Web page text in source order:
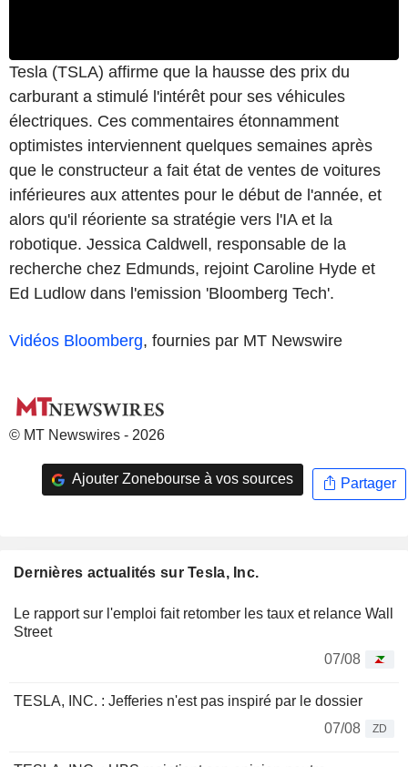
Tesla (TSLA) affirme que la hausse des prix du
carburant a stimulé l'intérêt pour ses véhicules
électriques. Ces commentaires étonnamment
optimistes interviennent quelques semaines après
que le constructeur a fait état de ventes de voitures
inférieures aux attentes pour le début de l'année, et
alors qu'il réoriente sa stratégie vers l'IA et la
robotique. Jessica Caldwell, responsable de la
recherche chez Edmunds, rejoint Caroline Hyde et
Ed Ludlow dans l'emission 'Bloomberg Tech'.
Vidéos Bloomberg, fournies par MT Newswire
© MT Newswires - 2026
Ajouter Zonebourse à vos sources Partager
Dernières actualités sur Tesla, Inc.
Le rapport sur l'emploi fait retomber les taux et relance Wall
Street
07/08
TESLA, INC. : Jefferies n'est pas inspiré par le dossier
07/08
ZD